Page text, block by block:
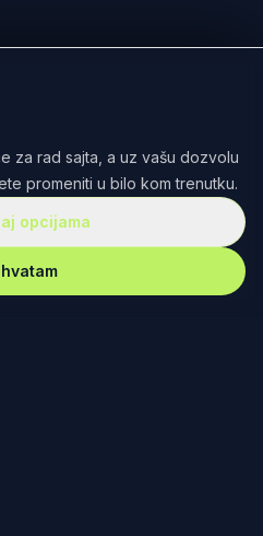
za rad sajta, a uz vašu dozvolu
promeniti u bilo kom trenutku.
opcijama